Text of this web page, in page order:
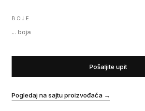
BOJE
... boja
Pošaljite upit
Pogledaj na sajtu proizvođača →